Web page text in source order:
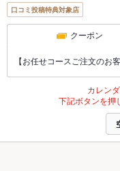
口コミ投稿特典対象店
クーポン
【お任せコースご注文のお
カレン
下記ボタンを押